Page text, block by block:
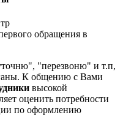
обращения в
"перезвоню" и т.п,
К общению с Вами
высокой
оценить потребности
по оформлению